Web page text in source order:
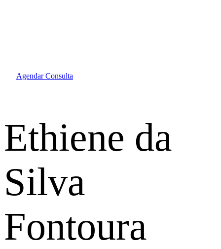
Agendar Consulta
Ethiene da
Silva
Fontoura